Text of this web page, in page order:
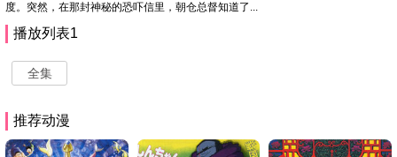
度。突然，在那封神秘的恐吓信里，朝仓总督知道了...
播放列表1
全集
推荐动漫